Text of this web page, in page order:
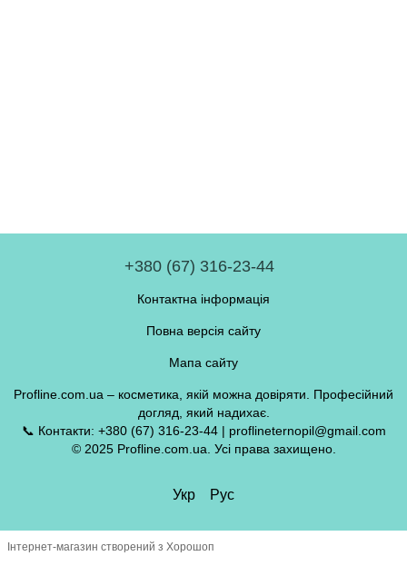
+380 (67) 316-23-44
Контактна інформація
Повна версія сайту
Мапа сайту
Profline.com.ua – косметика, якій можна довіряти. Професійний
догляд, який надихає.
📞 Контакти: +380 (67) 316-23-44 | proflineternopil@gmail.com
© 2025 Profline.com.ua. Усі права захищено.
Укр Рус
Інтернет-магазин створений з Хорошоп